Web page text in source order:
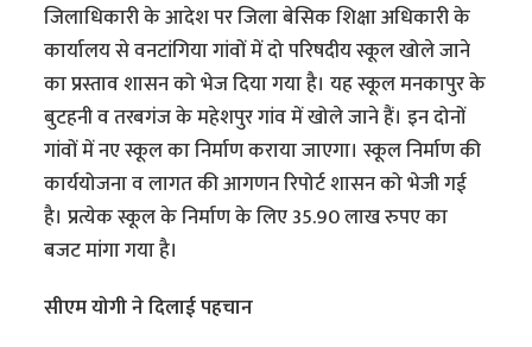
जिलाधिकारी के आदेश पर जिला बेसिक शिक्षा अधिकारी के
कार्यालय से वनटांगिया गांवों में दो परिषदीय स्कूल खोले जाने
का प्रस्ताव शासन को भेज दिया गया है। यह स्कूल मनकापुर के
बुटहनी व तरबगंज के महेशपुर गांव में खोले जाने हैं। इन दोनों
गांवों में नए स्कूल का निर्माण कराया जाएगा। स्कूल निर्माण की
कार्ययोजना व लागत की आगणन रिपोर्ट शासन को भेजी गई
है। प्रत्येक स्कूल के निर्माण के लिए 35.90 लाख रुपए का
बजट मांगा गया है।
सीएम योगी ने दिलाई पहचान